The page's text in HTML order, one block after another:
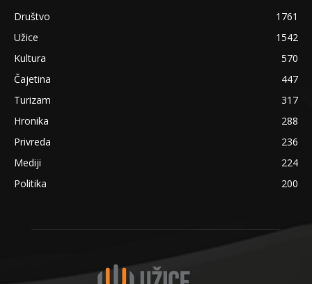
Društvo
1761
Užice
1542
Kultura
570
Čajetina
447
Turizam
317
Hronika
288
Privreda
236
Mediji
224
Politika
200